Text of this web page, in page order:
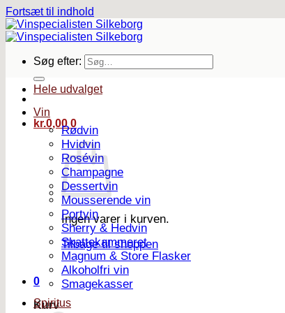
Fortsæt til indhold
Søg efter:
kr.0,00 0
Ingen varer i kurven.
Tilbage til shoppen
0
Kurv
Hele udvalget
Vin
Rødvin
Hvidvin
Rosévin
Champagne
Dessertvin
Mousserende vin
Portvin
Sherry & Hedvin
Skattekammeret
Magnum & Store Flasker
Alkoholfri vin
Smagekasser
Spiritus